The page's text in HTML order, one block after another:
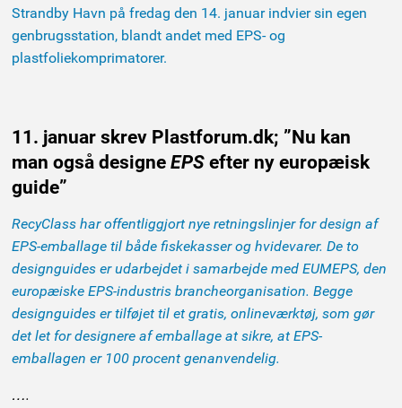
Strandby Havn på fredag den 14. januar indvier sin egen
genbrugsstation, blandt andet med EPS- og
plastfoliekomprimatorer.
11. januar skrev Plastforum.dk; ”Nu kan
man også designeEPSefter ny europæisk
guide”
RecyClass har offentliggjort nye retningslinjer for design af
EPS-emballage til både fiskekasser og hvidevarer. De to
designguides er udarbejdet i samarbejde med EUMEPS, den
europæiske EPS-industris brancheorganisation. Begge
designguides er tilføjet til et gratis, onlineværktøj, som gør
det let for designere af emballage at sikre, at EPS-
emballagen er 100 procent genanvendelig.
….